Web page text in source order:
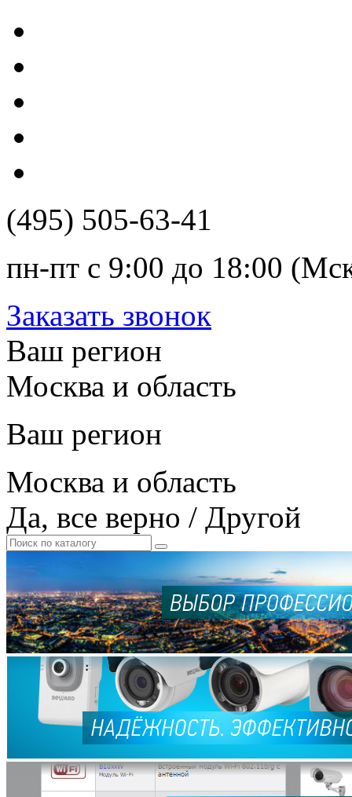
(495) 505-63-41
пн-пт с 9:00 до 18:00
Заказать звонок
Ваш регион
Москва и область
Ваш регион
Москва и область
Да, все верно / Другой